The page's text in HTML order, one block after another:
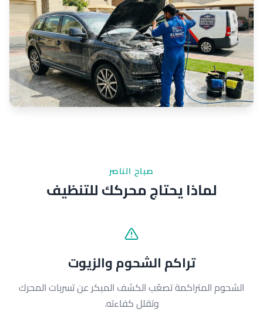
صباح الناصر
لماذا يحتاج محركك للتنظيف
تراكم الشحوم والزيوت
الشحوم المتراكمة تصعّب الكشف المبكر عن تسربات المحرك
وتقلل كفاءته.